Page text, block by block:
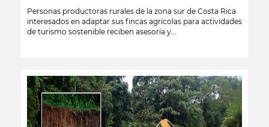
Personas productoras rurales de la zona sur de Costa Rica
interesados en adaptar sus fincas agrícolas para actividades
de turismo sostenible reciben asesoría y...